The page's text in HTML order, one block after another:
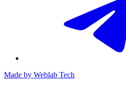
Made by Weblab Tech